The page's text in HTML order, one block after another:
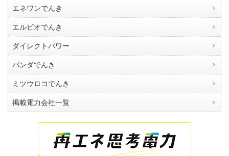
エネワンでんき
エルピオでんき
ダイレクトパワー
パンダでんき
ミツウロコでんき
掲載電力会社一覧